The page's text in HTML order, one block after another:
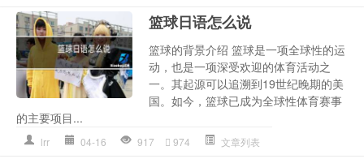
篮球日语怎么说
篮球的背景介绍 篮球是一项全球性的运
动，也是一项深受欢迎的体育活动之
一。其起源可以追溯到19世纪晚期的美
国。如今，篮球已成为全球性体育赛事
的主要项目...
lrr 04-16 917 974 文章列表